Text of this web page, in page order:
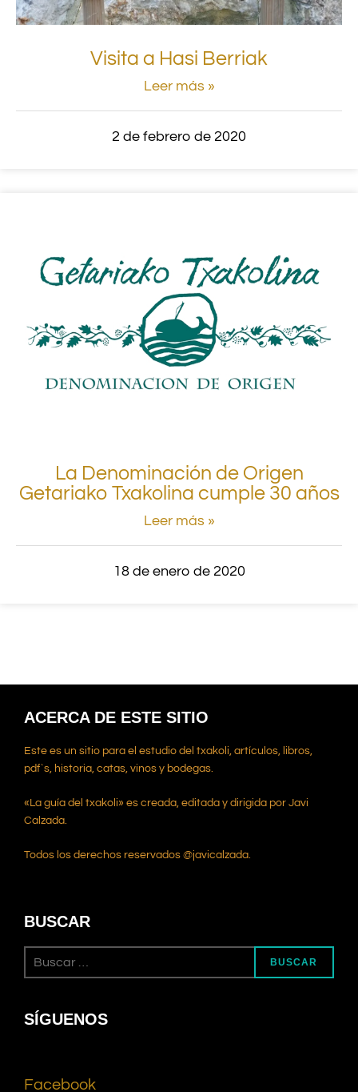
Visita a Hasi Berriak
Leer más »
2 de febrero de 2020
La Denominación de Origen
Getariako Txakolina cumple 30 años
Leer más »
18 de enero de 2020
ACERCA DE ESTE SITIO
Este es un sitio para el estudio del txakoli, artículos, libros,
pdf`s, historia, catas, vinos y bodegas.
«La guía del txakoli» es creada, editada y dirigida por Javi
Calzada.
Todos los derechos reservados @javicalzada.
BUSCAR
BUSCAR
SÍGUENOS
Facebook